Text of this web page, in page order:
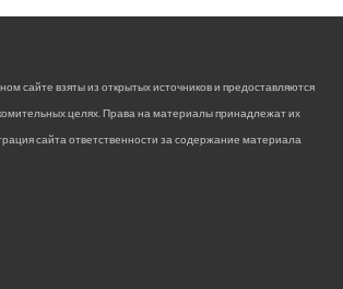
сайте взяты из открытых источников и предоставляются
целях. Права на материалы принадлежат их
сайта ответственности за содержание материала